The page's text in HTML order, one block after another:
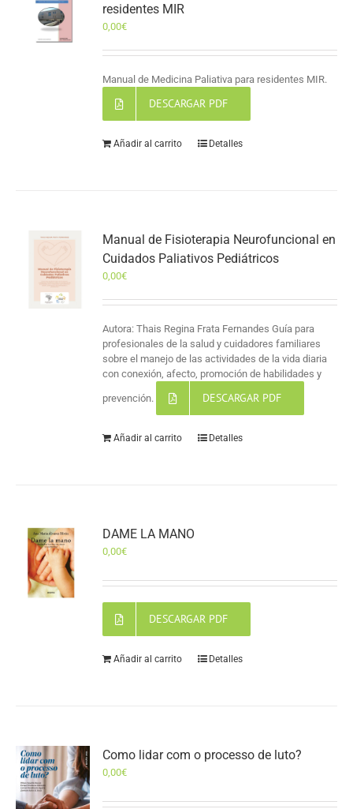
residentes MIR
0,00€
Manual de Medicina Paliativa para residentes MIR.
DESCARGAR PDF
Añadir al carrito Detalles
Manual de Fisioterapia Neurofuncional en
Cuidados Paliativos Pediátricos
0,00€
Autora: Thais Regina Frata Fernandes Guía para
profesionales de la salud y cuidadores familiares
sobre el manejo de las actividades de la vida diaria
con conexión, afecto, promoción de habilidades y
prevención. DESCARGAR PDF
Añadir al carrito Detalles
DAME LA MANO
0,00€
DESCARGAR PDF
Añadir al carrito Detalles
Como lidar com o processo de luto?
0,00€